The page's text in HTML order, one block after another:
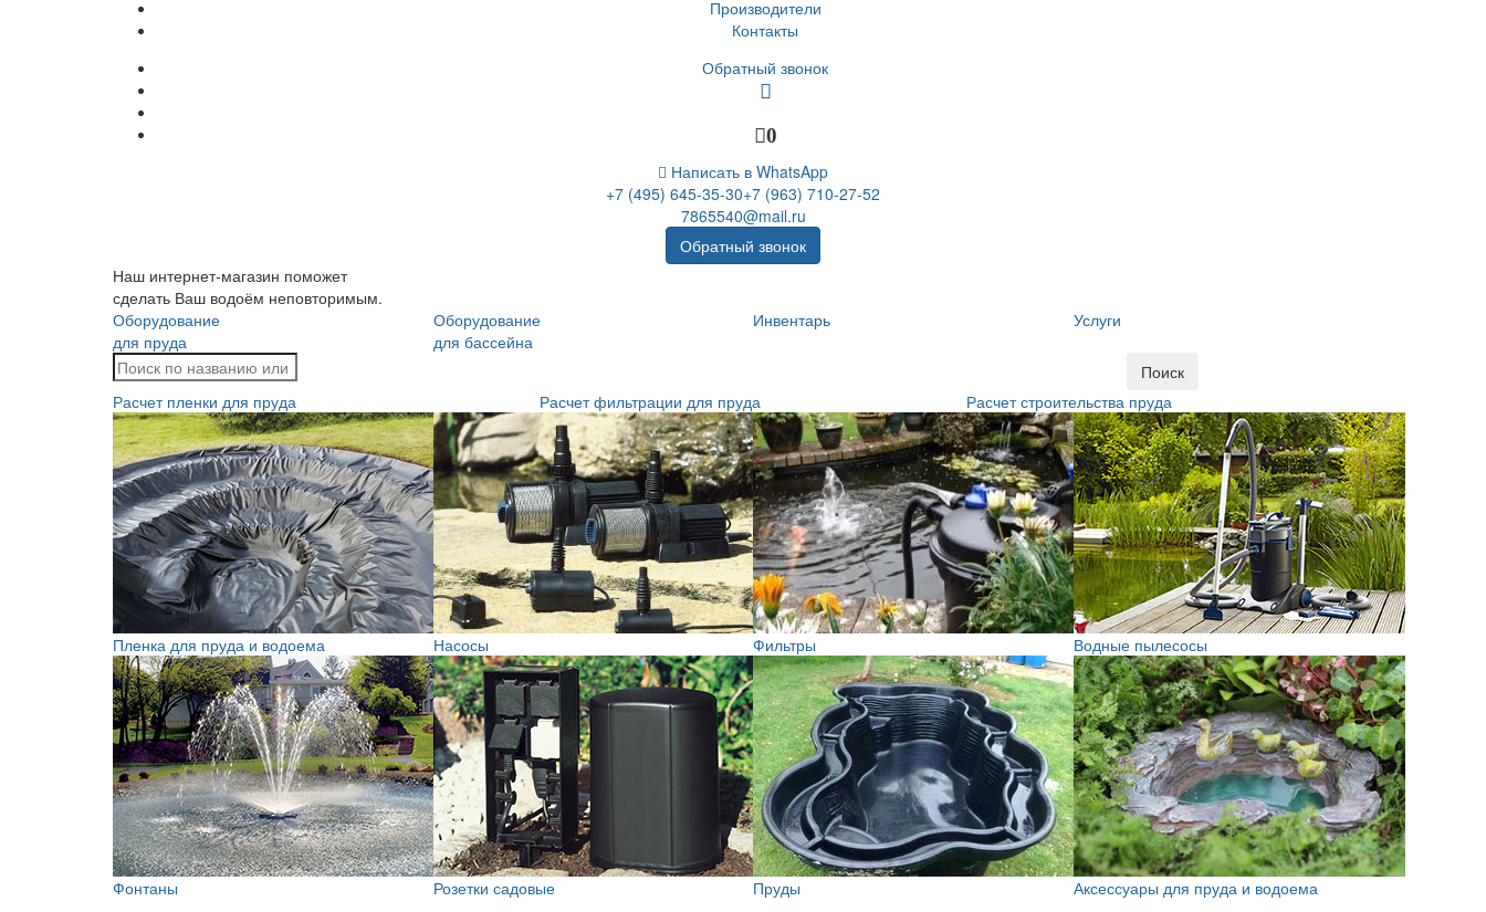
Производители
Контакты
Обратный звонок
0
Написать в WhatsApp
+7 (495) 645-35-30+7 (963) 710-27-52
7865540@mail.ru
Обратный звонок
Наш интернет-магазин поможет
сделать Ваш водоём неповторимым.
Оборудование
для пруда
Оборудование
для бассейна
Инвентарь Услуги
Поиск
Расчет пленки для пруда
Расчет фильтрации для пруда Расчет строительства пруда
Пленка для пруда и водоема Насосы Фильтры Водные пылесосы
Фонтаны Розетки садовые Пруды
Аксессуары для пруда и водоема